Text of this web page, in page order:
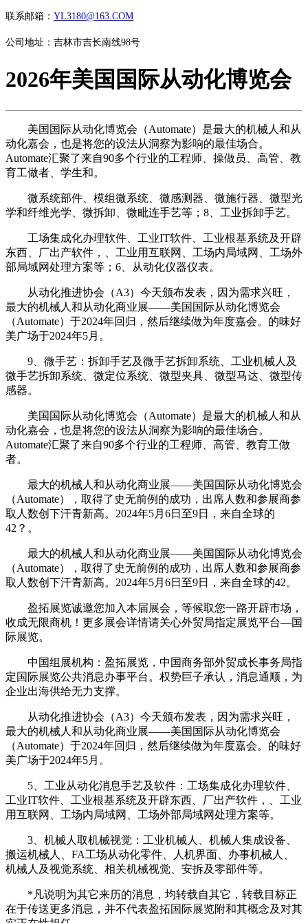
联系邮箱： YL3180@163.COM
公司地址：吉林市吉长南线98号
2026年美国国际从动化博览会
美国国际从动化博览会（Automate）是最大的机械人和从
动化嘉会，也是将您的设法从洞察为影响的最佳场合。
Automate汇聚了来自90多个行业的工程师、操做员、高管、教
育工做者、学生和。
微系统部件、模组微系统、微感测器、微施行器、微型光
学和纤维光学、微拆卸、微毗连手艺等；8、工业拆卸手艺。
工场集成化办理软件、工业IT软件、工业根基系统及开辟
东西、厂出产软件，、工业用互联网、工场内局域网、工场外
部局域网处理方案等；6、从动化仪器仪表。
从动化推进协会（A3）今天颁布发表，因为需求兴旺，
最大的机械人和从动化商业展——美国国际从动化博览会
（Automate）于2024年回归，然后继续做为年度嘉会。的味好
美广场于2024年5月。
9、微手艺：拆卸手艺及微手艺拆卸系统、工业机械人及
微手艺拆卸系统、微定位系统、微型夹具、微型马达、微型传
感器。
美国国际从动化博览会（Automate）是最大的机械人和从
动化嘉会，也是将您的设法从洞察为影响的最佳场合。
Automate汇聚了来自90多个行业的工程师、高管、教育工做
者。
最大的机械人和从动化商业展——美国国际从动化博览会
（Automate），取得了史无前例的成功，出席人数和参展商参
取人数创下汗青新高。2024年5月6日至9日，来自全球的
42？。
最大的机械人和从动化商业展——美国国际从动化博览会
（Automate），取得了史无前例的成功，出席人数和参展商参
取人数创下汗青新高。2024年5月6日至9日，来自全球的42。
盈拓展览诚邀您加入本届展会，等候取您一路开辟市场，
收成无限商机！更多展会详情请关心外贸局指定展览平台—国
际展览。
中国组展机构：盈拓展览，中国商务部外贸成长事务局指
定国际展览公共消息办事平台。权势巨子承认，消息通顺，为
企业出海供给无力支撑。
从动化推进协会（A3）今天颁布发表，因为需求兴旺，
最大的机械人和从动化商业展——美国国际从动化博览会
（Automate）于2024年回归，然后继续做为年度嘉会。的味好
美广场于2024年5月。
5、工业从动化消息手艺及软件：工场集成化办理软件、
工业IT软件、工业根基系统及开辟东西、厂出产软件，、工业
用互联网、工场内局域网、工场外部局域网处理方案等。
3、机械人取机械视觉：工业机械人、机械人集成设备、
搬运机械人、FA工场从动化零件、人机界面、办事机械人、
机械人及视觉系统、相关机械视觉、安拆及零部件等。
*凡说明为其它来历的消息，均转载自其它，转载目标正
在于传送更多消息，并不代表盈拓国际展览附和其概念及对其